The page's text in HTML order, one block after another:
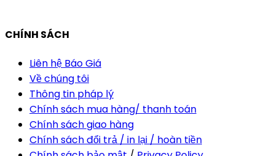
CHÍNH SÁCH
Liên hệ Báo Giá
Về chúng tôi
Thông tin pháp lý
Chính sách mua hàng/ thanh toán
Chính sách giao hàng
Chính sách đổi trả / in lại / hoàn tiền